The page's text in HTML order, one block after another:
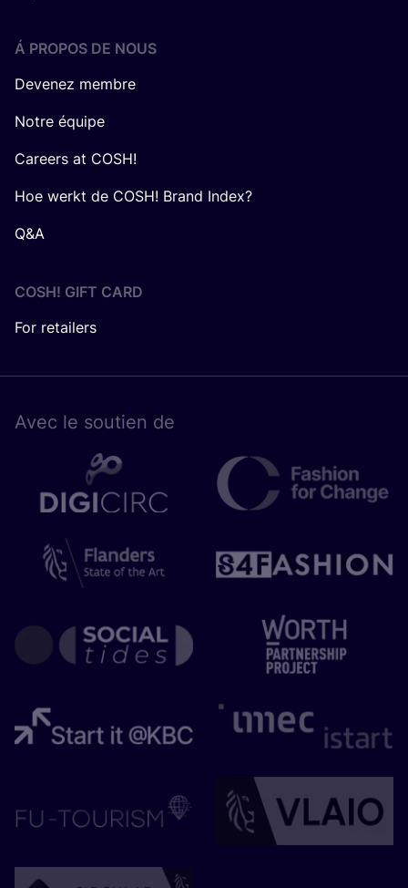
Á PROPOS DE NOUS
Devenez membre
Notre équipe
Careers at COSH!
Hoe werkt de COSH! Brand Index?
Q&A
COSH! GIFT CARD
For retailers
Avec le sou­tien de